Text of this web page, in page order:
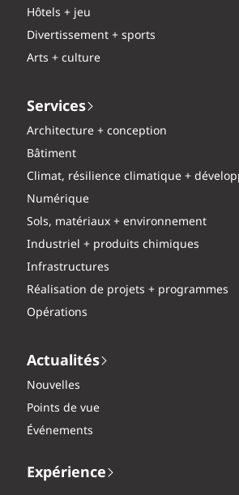
Hôtels + jeu
Divertissement + sports
Arts + culture
Services
Architecture + conception
Bâtiment
Climat, résilience climatique +
Numérique
Sols, matériaux + environnement
Industriel + produits chimiques
Infrastructures
Réalisation de projets + programmes
Opérations
Actualités
Nouvelles
Points de vue
Événements
Expérience